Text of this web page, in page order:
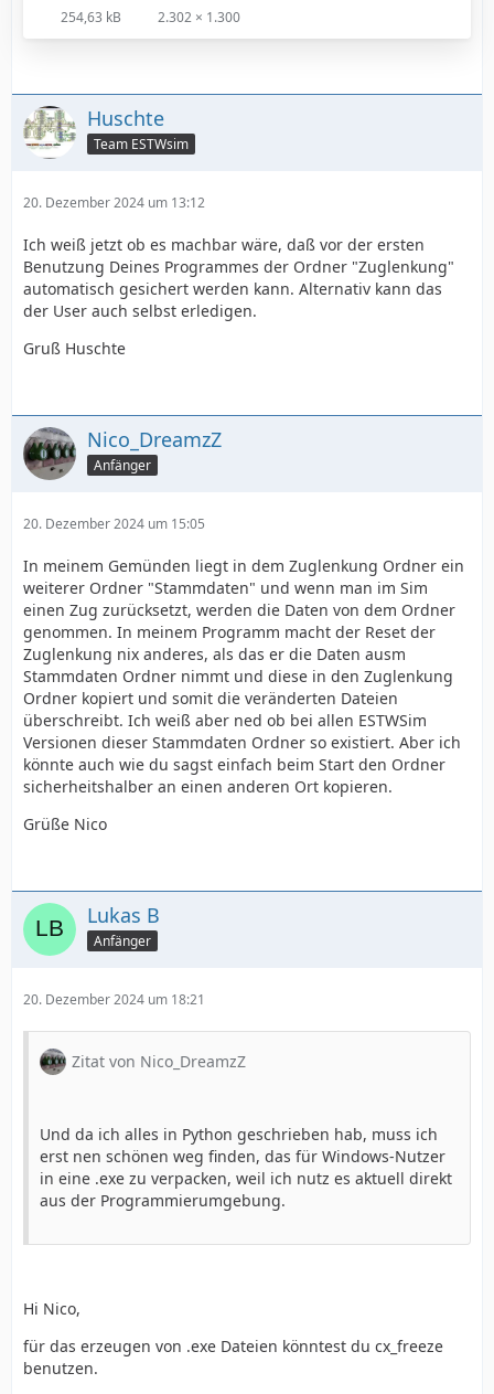
254,63 kB 2.302 × 1.300
Huschte
Team ESTWsim
20. Dezember 2024 um 13:12
Ich weiß jetzt ob es machbar wäre, daß vor der ersten
Benutzung Deines Programmes der Ordner "Zuglenkung"
automatisch gesichert werden kann. Alternativ kann das
der User auch selbst erledigen.
Gruß Huschte
Nico_DreamzZ
Anfänger
20. Dezember 2024 um 15:05
In meinem Gemünden liegt in dem Zuglenkung Ordner ein
weiterer Ordner "Stammdaten" und wenn man im Sim
einen Zug zurücksetzt, werden die Daten von dem Ordner
genommen. In meinem Programm macht der Reset der
Zuglenkung nix anderes, als das er die Daten ausm
Stammdaten Ordner nimmt und diese in den Zuglenkung
Ordner kopiert und somit die veränderten Dateien
überschreibt. Ich weiß aber ned ob bei allen ESTWSim
Versionen dieser Stammdaten Ordner so existiert. Aber ich
könnte auch wie du sagst einfach beim Start den Ordner
sicherheitshalber an einen anderen Ort kopieren.
Grüße Nico
Lukas B
Anfänger
20. Dezember 2024 um 18:21
Zitat von Nico_DreamzZ
Und da ich alles in Python geschrieben hab, muss ich
erst nen schönen weg finden, das für Windows-Nutzer
in eine .exe zu verpacken, weil ich nutz es aktuell direkt
aus der Programmierumgebung.
Hi Nico,
für das erzeugen von .exe Dateien könntest du cx_freeze
benutzen.